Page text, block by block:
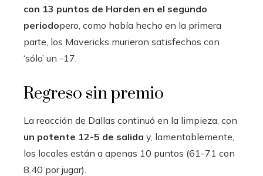
con 13 puntos de Harden en el segundo
periodopero, como había hecho en la primera
parte, los Mavericks murieron satisfechos con
‘sólo’ un -17.
Regreso sin premio
La reacción de Dallas continuó en la limpieza, con
un potente 12-5 de salida y, lamentablemente,
los locales están a apenas 10 puntos (61-71 con
8.40 por jugar).